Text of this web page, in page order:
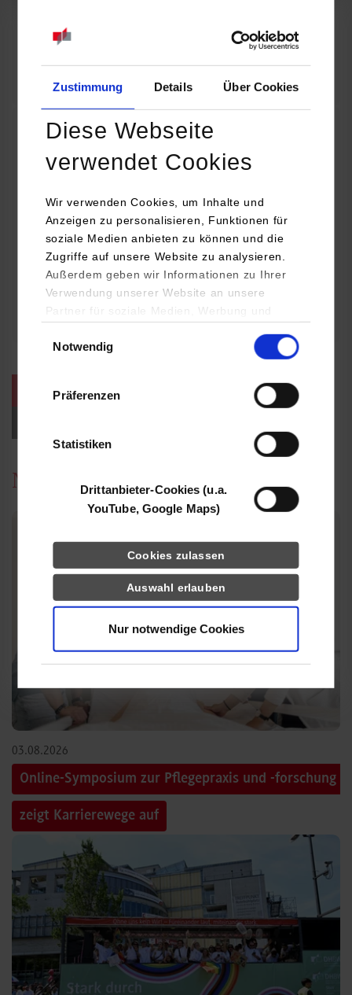
Zustimmung Details Über Cookies
Diese Webseite
verwendet Cookies
Wir verwenden Cookies, um Inhalte und
Anzeigen zu personalisieren, Funktionen für
soziale Medien anbieten zu können und die
Zugriffe auf unsere Website zu analysieren.
Außerdem geben wir Informationen zu Ihrer
Verwendung unserer Website an unsere
Partner für soziale Medien, Werbung und
YouTube, Google Maps) führen diese
Daten zusammen, die Sie ihnen bereitgestellt
haben oder die sie im Rahmen Ihrer Nutzung
Notwendig
Präferenzen
Statistiken
Drittanbieter-Cookies (u.a.
YouTube, Google Maps)
Cookies zulassen
Auswahl erlauben
Nur notwendige Cookies
Online INDIS-Infoveranstaltung für Studierende
Zum Event
Technologietag: Clean Urban Transportation –
nachhaltige Mobilität im (sub)urbanen Umfeld
16.09.2026 - 17.09.2026
Im Mittelpunkt stehen elektrische Antriebe, moderne
Batterietechnologien und innovative Fahrzeugkonzepte für
nachhaltige Mobilität in Stadt und…
weitere Veranstaltungen / Termine
News
03.08.2026
Online-Symposium zur Pflegepraxis und -forschung
zeigt Karrierewege auf